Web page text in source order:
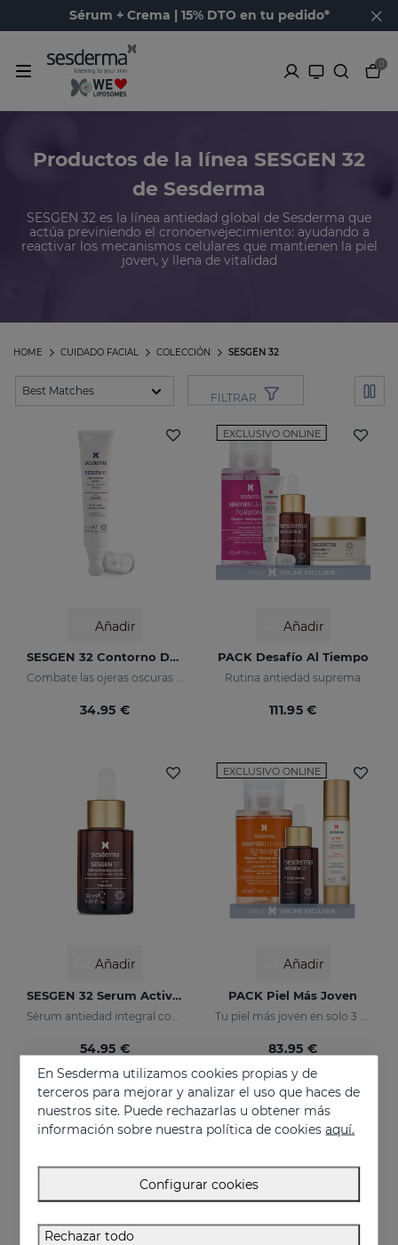
Sérum + Crema | 15% DTO en tu pedido*
0
Productos de la línea SESGEN 32
de Sesderma
SESGEN 32 es la línea antiedad global de Sesderma que
actúa previniendo el cronoenvejecimiento: ayudando a
reactivar los mecanismos celulares que mantienen la piel
joven, y llena de vitalidad
SESGEN 32
COLECCIÓN
CUIDADO FACIAL
HOME
FILTRAR
Añadir
SESGEN 32 Contorno De Ojos
Combate las ojeras oscuras y bolsas
34.95 €
EXCLUSIVO ONLINE
Añadir
PACK Desafío Al Tiempo
Rutina antiedad suprema
111.95 €
Añadir
SESGEN 32 Serum Activador Celular
54.95 €
EXCLUSIVO ONLINE
Añadir
PACK Piel Más Joven
83.95 €
En Sesderma utilizamos cookies propias y de
terceros para mejorar y analizar el uso que haces de
nuestros site. Puede rechazarlas u obtener más
información sobre nuestra política de cookiesaquí.
Configurar cookies
Rechazar todo